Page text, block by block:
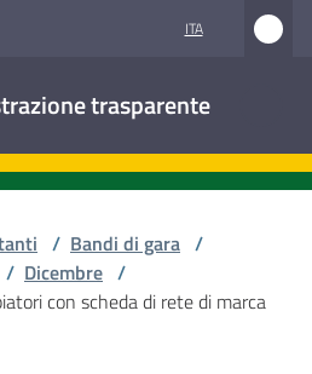
ITA
trasparente
/ Bandi di gara /
/ Dicembre /
con scheda di rete di marca